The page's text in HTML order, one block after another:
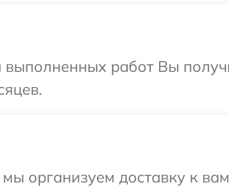
выполненных работ Вы
организуем доставку к